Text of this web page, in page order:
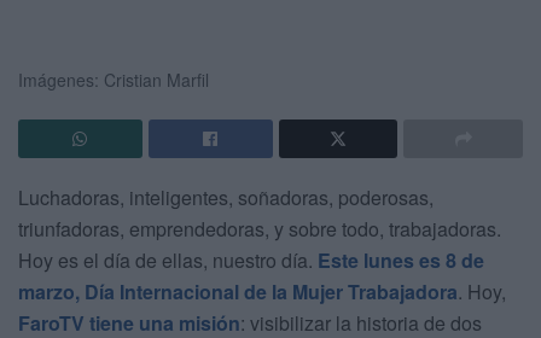
Imágenes: Cristian Marfil
Luchadoras, inteligentes, soñadoras, poderosas,
triunfadoras, emprendedoras, y sobre todo, trabajadoras.
Hoy es el día de ellas, nuestro día. Este lunes es 8 de
marzo, Día Internacional de la Mujer Trabajadora. Hoy,
FaroTV tiene una misión: visibilizar la historia de dos